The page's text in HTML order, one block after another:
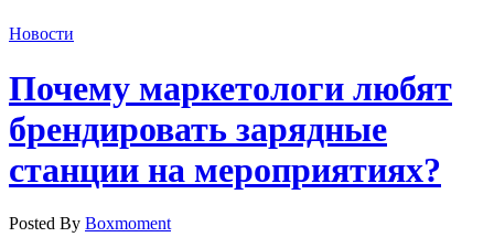
Новости
Почему маркетологи любят
брендировать зарядные
станции на мероприятиях?
Posted By Boxmoment